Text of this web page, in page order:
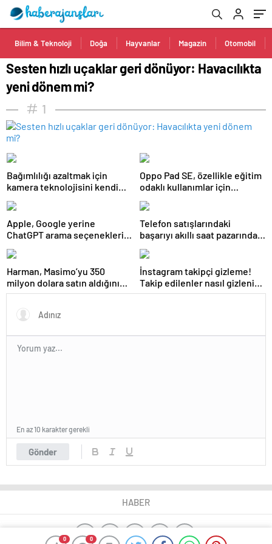
Bilim & Teknoloji Doğa Hayvanlar Magazin Otomobil
Sesten hızlı uçaklar geri dönüyor: Havacılıkta
yeni dönem mi?
1
0 0
Bağımlılığı azaltmak için
kamera teknolojisini kendi
bünyesine taşıyor
Oppo Pad SE, özellikle eğitim
odaklı kullanımlar için
tasarlandı
Apple, Google yerine
ChatGPT arama seçeneklerini
sunacak
Telefon satışlarındaki
başarıyı akıllı saat pazarında
göremedi
Harman, Masimo’yu 350
milyon dolara satın aldığını
duyurdu
İnstagram takipçi gizleme!
Takip edilenler nasıl gizlenir?
Kapatma özelliği geldi!
Gönder
En az 10 karakter gerekli
HABER